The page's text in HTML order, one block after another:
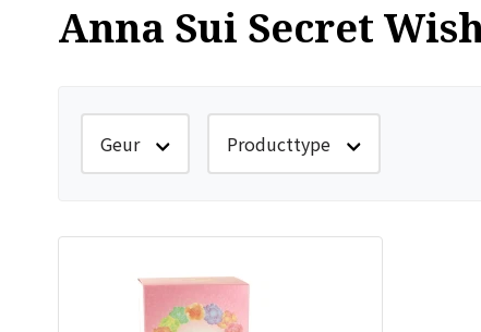
Anna Sui Secret
Geur Producttype